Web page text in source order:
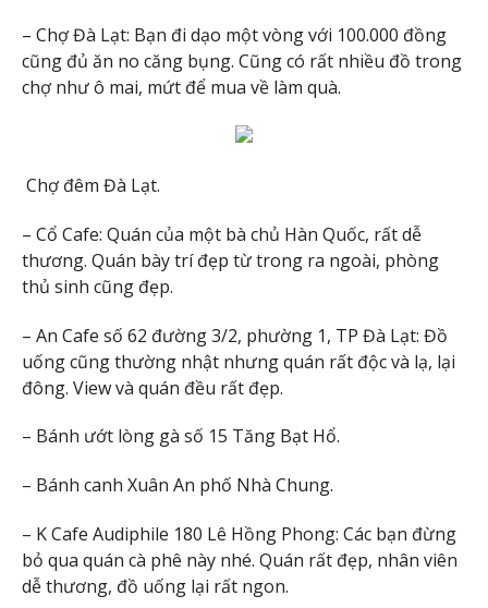
– Chợ Đà Lạt: Bạn đi dạo một vòng với 100.000 đồng
cũng đủ ăn no căng bụng. Cũng có rất nhiều đồ trong
chợ như ô mai, mứt để mua về làm quà.
Chợ đêm Đà Lạt.
– Cổ Cafe: Quán của một bà chủ Hàn Quốc, rất dễ
thương. Quán bày trí đẹp từ trong ra ngoài, phòng
thủ sinh cũng đẹp.
– An Cafe số 62 đường 3/2, phường 1, TP Đà Lạt: Đồ
uống cũng thường nhật nhưng quán rất độc và lạ, lại
đông. View và quán đều rất đẹp.
– Bánh ướt lòng gà số 15 Tăng Bạt Hổ.
– Bánh canh Xuân An phố Nhà Chung.
– K Cafe Audiphile 180 Lê Hồng Phong: Các bạn đừng
bỏ qua quán cà phê này nhé. Quán rất đẹp, nhân viên
dễ thương, đồ uống lại rất ngon.